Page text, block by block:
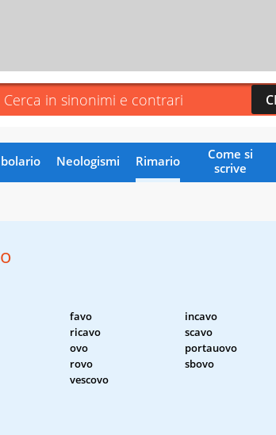
Neologismi Rimario
Come si
scrive
favo
incavo
ricavo
scavo
ovo
portauovo
rovo
sbovo
vescovo